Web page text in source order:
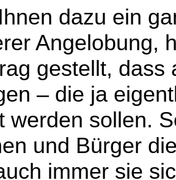
dazu ein
Angelobung,
gestellt,
– die ja
werden sollen.
und Bürger
immer sie